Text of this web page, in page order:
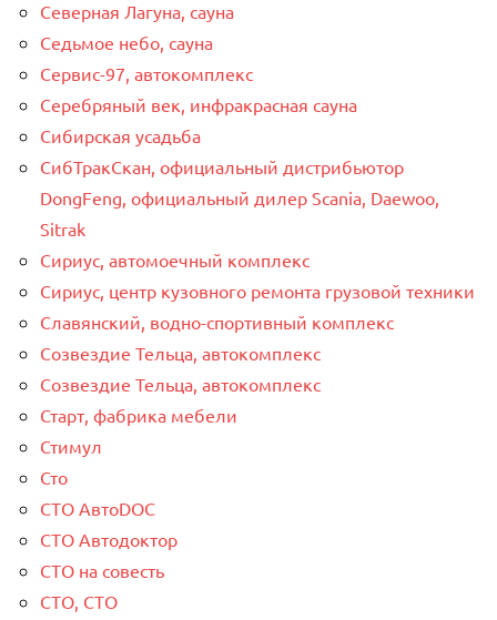
Северная Лагуна, сауна
Седьмое небо, сауна
Сервис-97, автокомплекс
Серебряный век, инфракрасная сауна
Сибирская усадьба
СибТракСкан, официальный дистрибьютор
DongFeng, официальный дилер Scania, Daewoo,
Sitrak
Сириус, автомоечный комплекс
Сириус, центр кузовного ремонта грузовой техники
Славянский, водно-спортивный комплекс
Созвездие Тельца, автокомплекс
Созвездие Тельца, автокомплекс
Старт, фабрика мебели
Стимул
Сто
СТО АвтоDOC
СТО Автодоктор
СТО на совесть
СТО, СТО